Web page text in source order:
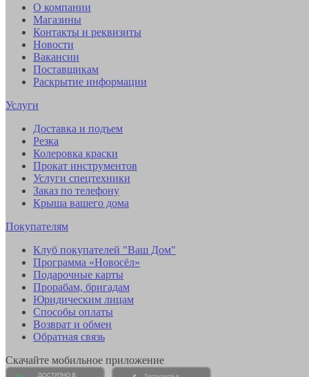
О компании
Магазины
Контакты и реквизиты
Новости
Вакансии
Поставщикам
Раскрытие информации
Услуги
Доставка и подъем
Резка
Колеровка краски
Прокат инструментов
Услуги спецтехники
Заказ по телефону
Крыша вашего дома
Покупателям
Клуб покупателей "Ваш Дом"
Программа «Новосёл»
Подарочные карты
Прорабам, бригадам
Юридическим лицам
Способы оплаты
Возврат и обмен
Обратная связь
Скачайте мобильное приложение